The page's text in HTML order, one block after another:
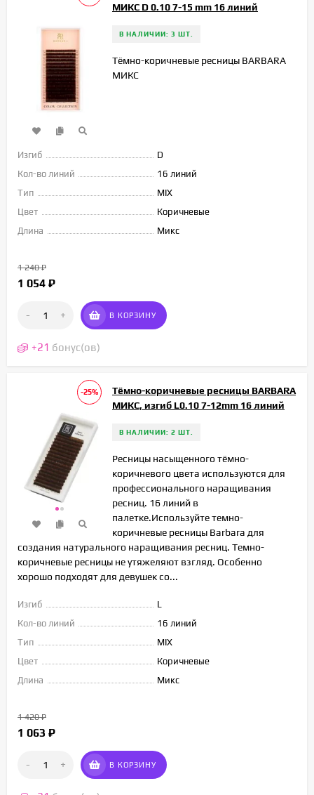
МИКС D 0.10 7-15 mm 16 линий
В НАЛИЧИИ: 3 ШТ.
Тёмно-коричневые ресницы BARBARA
МИКС
Изгиб
D
Кол-во линий
16 линий
Тип
MIX
Цвет
Коричневые
Длина
Микс
1 240₽
1 054 ₽
- + В КОРЗИНУ
+21 бонус(ов)
-25%
Тёмно-коричневые ресницы BARBARA
МИКС, изгиб L0.10 7-12mm 16 линий
В НАЛИЧИИ: 2 ШТ.
Ресницы насыщенного тёмно-
коричневого цвета используются для
профессионального наращивания
ресниц. 16 линий в
палетке.Используйте темно-
коричневые ресницы Barbara для
создания натурального наращивания ресниц. Темно-
коричневые ресницы не утяжеляют взгляд. Особенно
хорошо подходят для девушек со...
Изгиб
L
Кол-во линий
16 линий
Тип
MIX
Цвет
Коричневые
Длина
Микс
1 420₽
1 063 ₽
- + В КОРЗИНУ